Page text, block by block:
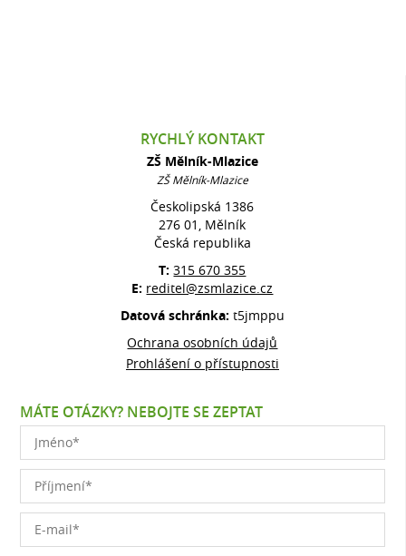
RYCHLÝ KONTAKT
ZŠ Mělník-Mlazice
ZŠ Mělník-Mlazice
Českolipská 1386
276 01, Mělník
Česká republika
T:315 670 355
E: reditel@zsmlazice.cz
Datová schránka: t5jmppu
Ochrana osobních údajů
Prohlášení o přístupnosti
MÁTE OTÁZKY? NEBOJTE SE ZEPTAT